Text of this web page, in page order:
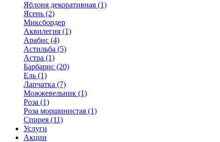
Яблоня декоративная (1)
Ясень (2)
Миксбордер
Аквилегия (1)
Арабис (4)
Астильба (5)
Астра (1)
Барбарис (20)
Ель (1)
Лапчатка (7)
Можжевельник (1)
Роза (1)
Роза морщинистая (1)
Спирея (11)
Услуги
Акции